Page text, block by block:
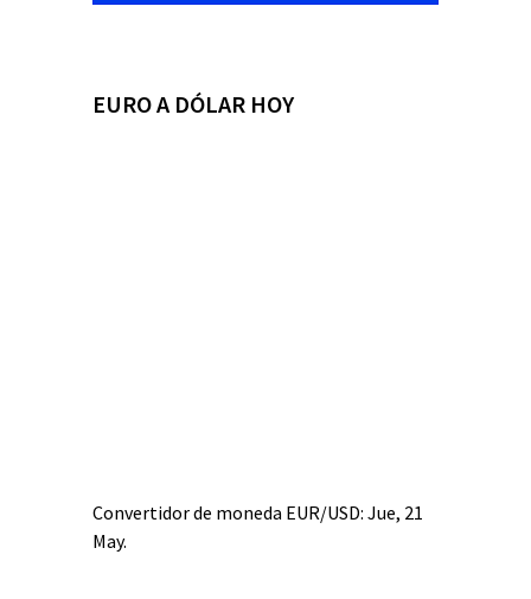
EURO A DÓLAR HOY
Convertidor de moneda EUR/USD: Jue, 21
May.